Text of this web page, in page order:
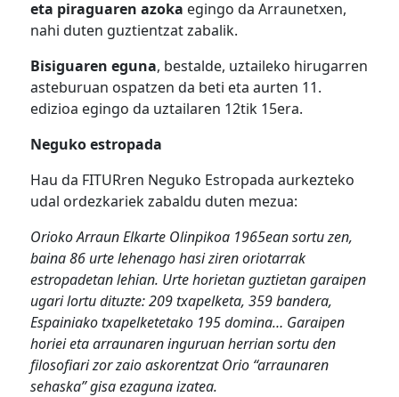
eta piraguaren azoka egingo da Arraunetxen,
nahi duten guztientzat zabalik.
Bisiguaren eguna, bestalde, uztaileko hirugarren
asteburuan ospatzen da beti eta aurten 11.
edizioa egingo da uztailaren 12tik 15era.
Neguko estropada
Hau da FITURren Neguko Estropada aurkezteko
udal ordezkariek zabaldu duten mezua:
Orioko Arraun Elkarte Olinpikoa 1965ean sortu zen,
baina 86 urte lehenago hasi ziren oriotarrak
estropadetan lehian. Urte horietan guztietan garaipen
ugari lortu dituzte: 209 txapelketa, 359 bandera,
Espainiako txapelketetako 195 domina… Garaipen
horiei eta arraunaren inguruan herrian sortu den
filosofiari zor zaio askorentzat Orio “arraunaren
sehaska” gisa ezaguna izatea.